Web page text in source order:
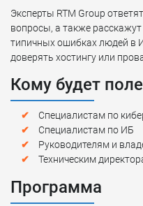
Эксперты RTM Group
вопросы, а также расскажут
типичных ошибках людей в
доверять хостингу или
Кому будет
Специалистам по
Специалистам по ИБ
Руководителям и
Техническим
Программа